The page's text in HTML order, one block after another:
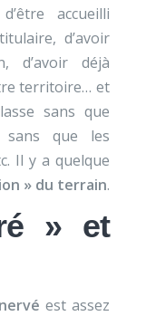
accueilli
d’avoir
d’avoir déjà
territoire… et
sans que
sans que les
Il y a quelque
» du terrain.
» et
est assez